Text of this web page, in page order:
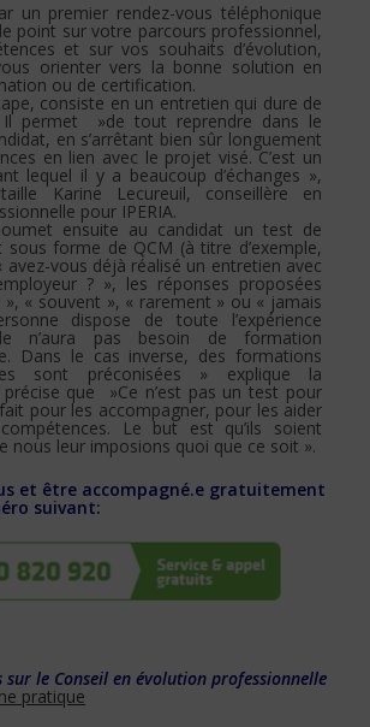
un premier rendez-vous téléphonique
point sur votre parcours professionnel,
et sur vos souhaits d’évolution,
orienter vers la bonne solution en
ou de certification.
consiste en un entretien qui dure de
permet »de tout reprendre dans le
en s’arrêtant bien sûr longuement
en lien avec le projet visé. C’est un
lequel il y a beaucoup d’échanges »,
Karine Lecureuil, conseillère en
pour IPERIA.
ensuite au candidat un test de
sous forme de QCM (à titre d’exemple,
avez-vous déjà réalisé un entretien avec
? », les réponses proposées
« souvent », « rarement » ou « jamais
dispose de toute l’expérience
n’aura pas besoin de formation
Dans le cas inverse, des formations
sont préconisées » explique la
précise que »Ce n’est pas un test pour
pour les accompagner, pour les aider
Le but est qu’ils soient
nous leur imposions quoi que ce soit ».
et être accompagné.e gratuitement
suivant:
le Conseil en évolution professionnelle
pratique